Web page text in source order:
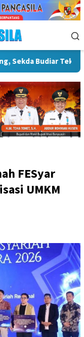
Wakil Wali Kota
FESyar
UMKM